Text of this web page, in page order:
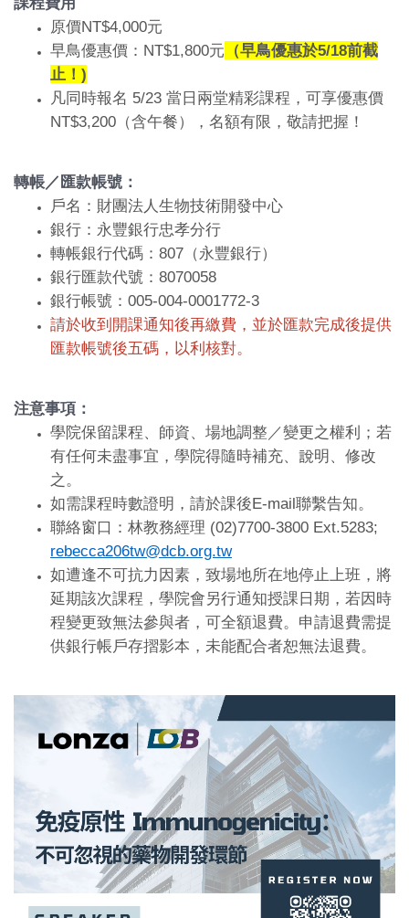
原價NT$4,000元
早鳥優惠價：NT$1,800元 （早鳥優惠於5/18前截
止！)
凡同時報名 5/23 當日兩堂精彩課程，可享優惠價
NT$3,200（含午餐），名額有限，敬請把握！
轉帳／匯款帳號：
戶名：財團法人生物技術開發中心
銀行：永豐銀行忠孝分行
轉帳銀行代碼：807（永豐銀行）
銀行匯款代號：8070058
銀行帳號：005-004-0001772-3
請於收到開課通知後再繳費，並於匯款完成後提供
匯款帳號後五碼，以利核對。
注意事項：
學院保留課程、師資、場地調整／變更之權利；若
有任何未盡事宜，學院得隨時補充、說明、修改
之。
如需課程時數證明，請於課後E-mail聯繫告知。
聯絡窗口：林教務經理 (02)7700-3800 Ext.5283;
rebecca206tw@dcb.org.tw
如遭逢不可抗力因素，致場地所在地停止上班，將
延期該次課程，學院會另行通知授課日期，若因時
程變更致無法參與者，可全額退費。申請退費需提
供銀行帳戶存摺影本，未能配合者恕無法退費。